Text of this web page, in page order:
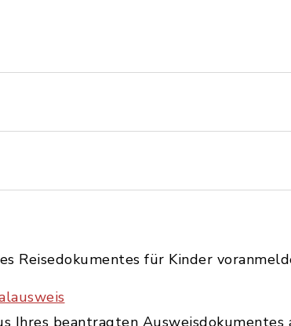
Reisedokumentes für Kinder
Ihres beantragten Ausweisdokumentes